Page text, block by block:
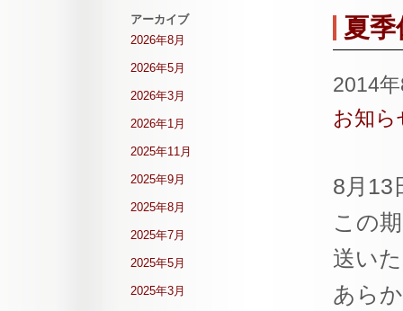
夏
2014
お知ら
8月13
この
送い
あら
アーカイブ
2026年8月
2026年5月
2026年3月
2026年1月
2025年11月
2025年9月
2025年8月
2025年7月
2025年5月
2025年3月